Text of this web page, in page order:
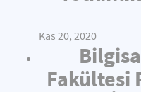
Kas 20, 2020
Fakültesi